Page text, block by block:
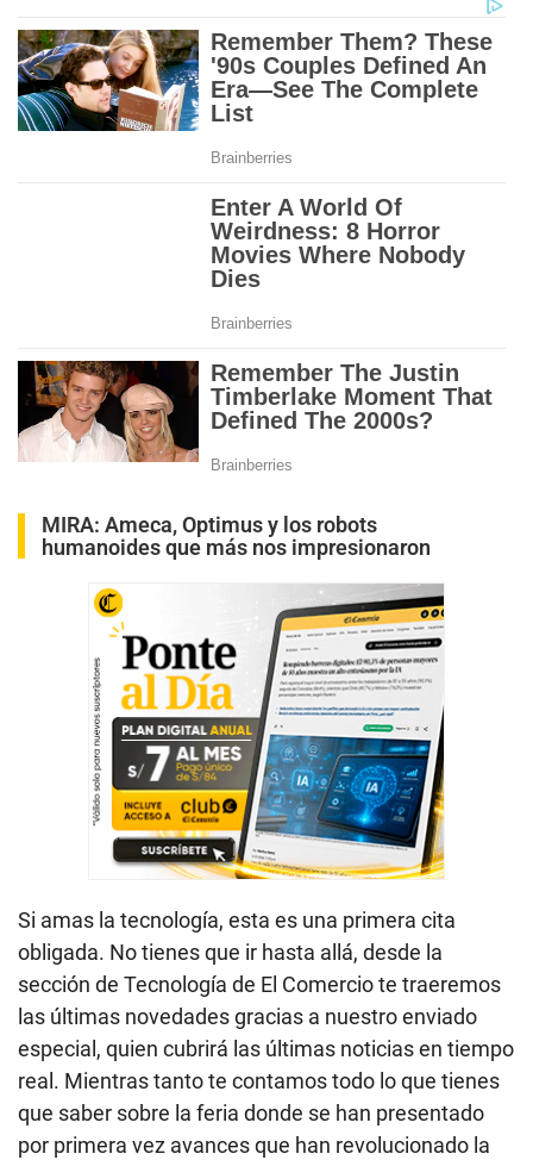
MIRA: Ameca, Optimus y los robots
humanoides que más nos impresionaron
Si amas la tecnología, esta es una primera cita
obligada. No tienes que ir hasta allá, desde la
sección de Tecnología de El Comercio te traeremos
las últimas novedades gracias a nuestro enviado
especial, quien cubrirá las últimas noticias en tiempo
real. Mientras tanto te contamos todo lo que tienes
que saber sobre la feria donde se han presentado
por primera vez avances que han revolucionado la